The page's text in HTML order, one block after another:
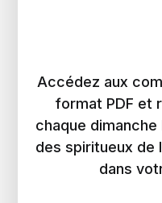
Accédez aux
format PDF et
chaque
des spiritueux de
dans